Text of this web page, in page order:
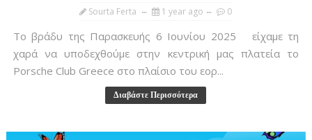
Sourta Ferta 1 year ago 0
Το βράδυ της Παρασκευής 6 Ιουνίου 2025 είχαμε τη
χαρά να υποδεχθούμε στην κεντρική μας πλατεία το
Porsche Club Greece στο πλαίσιο του εορ...
Διαβάστε Περισσότερα